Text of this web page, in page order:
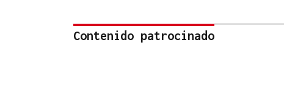
Contenido patrocinado